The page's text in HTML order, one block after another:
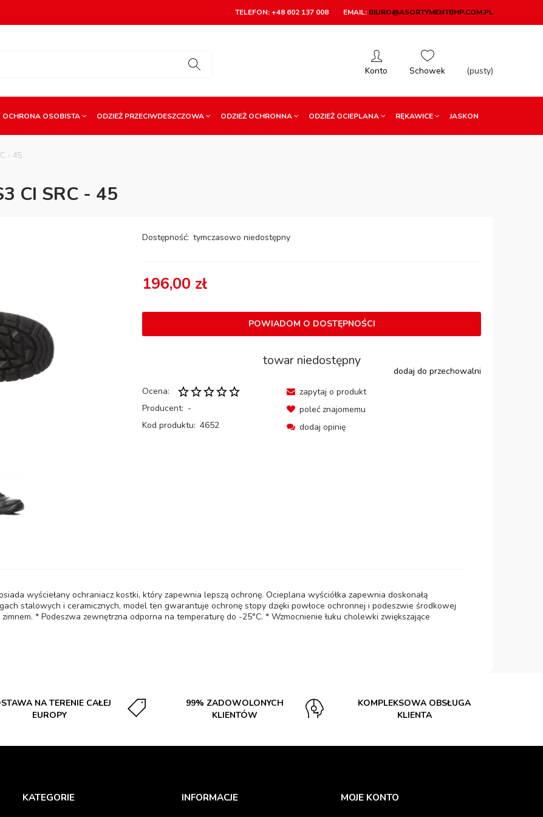
TELEFON: +48 602 137 008 EMAIL: BIURO@ASORTYMENTBHP.COM.PL
(pusty)
OCHRONA OSOBISTA ODZIEŻ PRZECIWDESZCZOWA ODZIEŻ OCHRONNA ODZIEŻ OCIEPLANA RĘKAWICE JASKON
- 45
CI SRC - 45
Dostępność: tymczasowo niedostępny
196,00 zł
POWIADOM O DOSTĘPNOŚCI
towar niedostępny
dodaj do przechowalni
Ocena:
Producent: -
Kod produktu: 4652
zapytaj o produkt
poleć znajomemu
dodaj opinię
wyściełany ochraniacz kostki, który zapewnia lepszą ochronę. Ocieplana wyściółka zapewnia doskonałą
stalowych i ceramicznych, model ten gwarantuje ochronę stopy dzięki powłoce ochronnej i podeszwie środkowej
* Podeszwa zewnętrzna odporna na temperaturę do -25°C. * Wzmocnienie łuku cholewki zwiększające
NA TERENIE CAŁEJ
EUROPY
99% ZADOWOLONYCH
KLIENTÓW
KOMPLEKSOWA OBSŁUGA
KLIENTA
KATEGORIE INFORMACJE MOJE KONTO